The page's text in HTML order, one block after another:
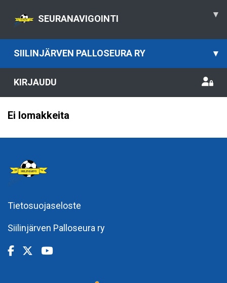
SEURANAVIGOINTI ▾
SIILINJÄRVEN PALLOSEURA RY ▾
KIRJAUDU
Ei lomakkeita
Tietosuojaseloste
Siilinjärven Palloseura ry